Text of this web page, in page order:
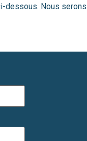
dessous. Nous